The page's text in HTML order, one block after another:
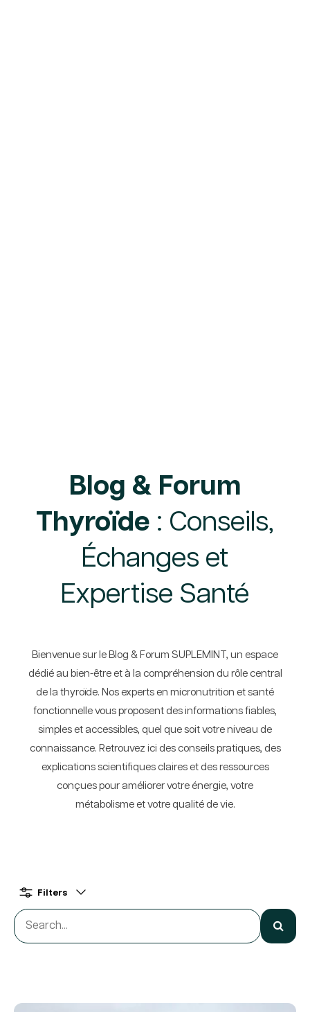
Blog & Forum
Thyroïde : Conseils,
Échanges et
Expertise Santé
Bienvenue sur le Blog & Forum SUPLEMINT, un espace
dédié au bien-être et à la compréhension du rôle central
de la thyroïde. Nos experts en micronutrition et santé
fonctionnelle vous proposent des informations fiables,
simples et accessibles, quel que soit votre niveau de
connaissance. Retrouvez ici des conseils pratiques, des
explications scientifiques claires et des ressources
conçues pour améliorer votre énergie, votre
métabolisme et votre qualité de vie.
Filters